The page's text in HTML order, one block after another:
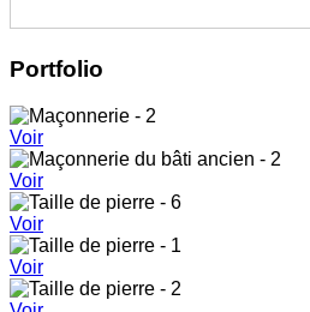
Portfolio
Voir
Voir
Voir
Voir